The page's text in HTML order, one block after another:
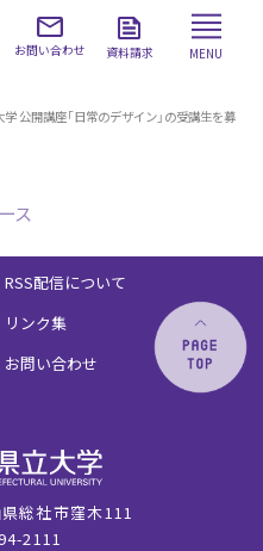
お問い合わせ 資料請求 MENU
公開講座「日常のデザイン」の受講生を募
ス
RSS配信について
リンク集
お問い合わせ
総社市窪木111
94-2111